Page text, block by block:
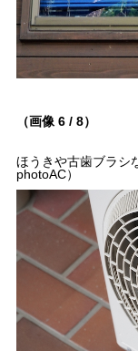
（画像 6 / 8）
ほうきや古歯ブラシ
photoAC）